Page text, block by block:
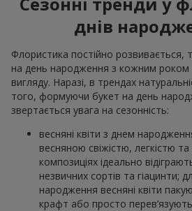
днів
Флористика постійно розвивається,
на день народження з кожним роком
вигляду. Наразі, в трендах
того, формуючи букет на день
звертається увага на сезонність:
весняні квіти з днем
весняною свіжістю, легкістю
композиціях ідеально
незвичних сортів та гіацинти;
народження весняні квіти
крафт або просто